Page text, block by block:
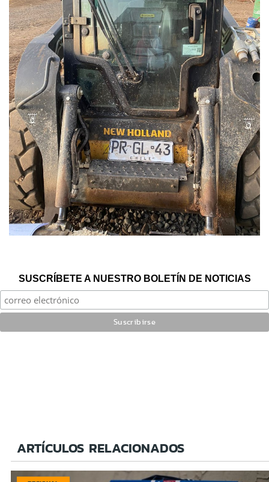
SUSCRÍBETE A NUESTRO BOLETÍN DE NOTICIAS
ARTÍCULOS RELACIONADOS